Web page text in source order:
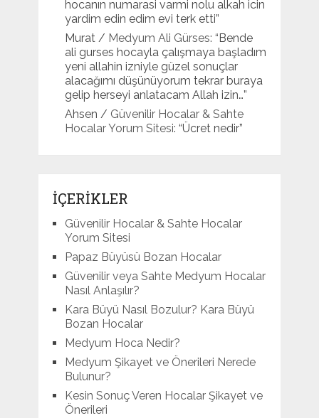
hocanın numarasi varmi nolu alkah icin
yardim edin edim evi terk etti”
Murat/ Medyum Ali Gürses: “ Bende
ali gurses hocayla çalışmaya başladım
yeni allahin izniyle güzel sonuçlar
alacağımı düşünüyorum tekrar buraya
gelip herseyi anlatacam Allah izin…”
Ahsen / Güvenilir Hocalar & Sahte
Hocalar Yorum Sitesi: “Ücret nedir”
İÇERİKLER
Güvenilir Hocalar & Sahte Hocalar
Yorum Sitesi
Papaz Büyüsü Bozan Hocalar
Güvenilir veya Sahte Medyum Hocalar
Nasıl Anlaşılır?
Kara Büyü Nasıl Bozulur? Kara Büyü
Bozan Hocalar
Medyum Hoca Nedir?
Medyum Şikayet ve Önerileri Nerede
Bulunur?
Kesin Sonuç Veren Hocalar Şikayet ve
Önerileri